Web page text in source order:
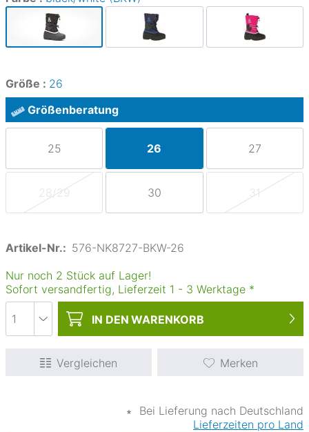
Größe : 26
Größenberatung
25 26 27
28/29 30 31
Artikel-Nr.: 576-NK8727-BKW-26
Nur noch 2 Stück auf Lager!
Sofort versandfertig, Lieferzeit 1 - 3 Werktage *
IN DEN WARENKORB
Vergleichen Merken
∗
Bei Lieferung nach Deutschland
Lieferzeiten pro Land